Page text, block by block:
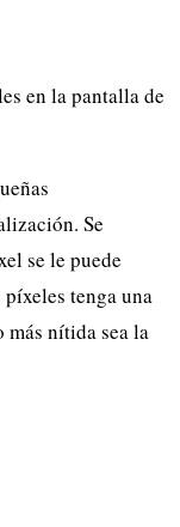
en la pantalla de
Se
se le puede
tenga una
más nítida sea la